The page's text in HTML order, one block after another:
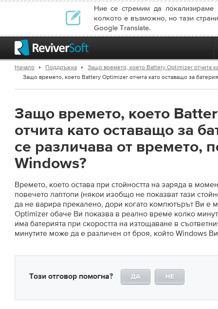
Ние се стремим да
колкото е възможно, но тази
Google Translate.
Начало Поддръжка
Защо времето, което Battery Optimizer отчита
Защо времето, което Battery Optimizer отчита като оставащо за
Защо времето, което
отчита като оставащо за
се различава от времето,
Windows?
Времето, което остава при стойността на заряда в
повечето лаптопи (някои изобщо не показват тази
да не варира прекалено, дори когато компютърът Ви е
Optimizer обаче Ви показва в реално време колко
има батерията при скоростта на изтощаване в
минутите може да е различен от броя, който Windows
Този отговор помогна? ДА НЕ